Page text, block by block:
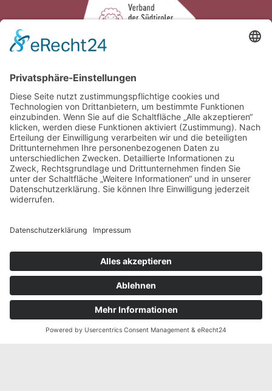
Verband der Südtiroler Kleintierzüchter ∎ Galvanistraße 38 ∎
39100 Bozen / Südtirol
Tel.0039 0471 063980 ∎ Fax0039 0471
063981
info@vskonline.com
Öffnungszeiten
Mo-Do 8.00 – 12.00 Uhr & 14.00 – 16.30 Uhr
Fr 8.00 – 12.00 Uhr & 14.00 – 15.00 Uhr